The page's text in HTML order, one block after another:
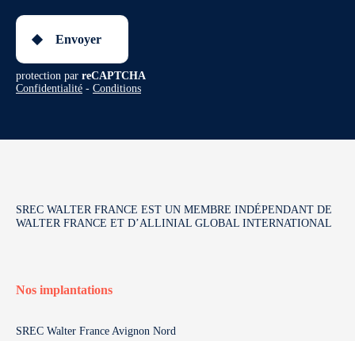
Envoyer
protection par reCAPTCHA
Confidentialité - Conditions
SREC WALTER FRANCE EST UN MEMBRE INDÉPENDANT DE
WALTER FRANCE ET D’ALLINIAL GLOBAL INTERNATIONAL
Nos implantations
SREC Walter France Avignon Nord